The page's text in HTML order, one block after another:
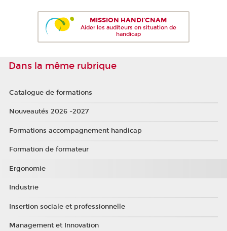
MISSION HANDI'CNAM
Aider les auditeurs en situation de
handicap
Dans la même rubrique
Catalogue de formations
Nouveautés 2026 -2027
Formations accompagnement handicap
Formation de formateur
Ergonomie
Industrie
Insertion sociale et professionnelle
Management et Innovation